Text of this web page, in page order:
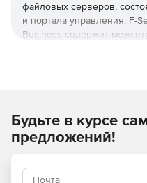
файловых серверов,
и портала управления. F-
Business содержит
круглосуточное
безопасности с
пользователя и нагрузкой
F-Secure Protection
Будьте в курсе
предложений!